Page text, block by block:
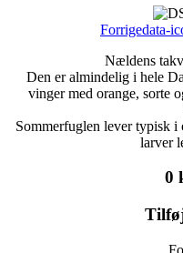
Forrigedata-
Nældens
Den er almindelig i hele
vinger med orange, sorte
Sommerfuglen lever typisk i
larver
0